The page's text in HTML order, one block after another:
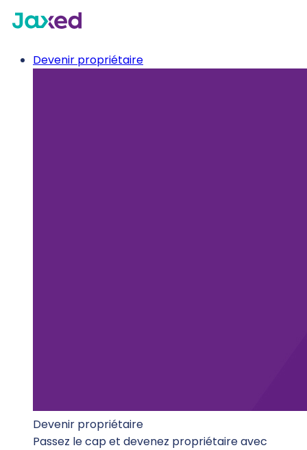
Devenir propriétaire
Devenir propriétaire
Passez le cap et devenez propriétaire avec